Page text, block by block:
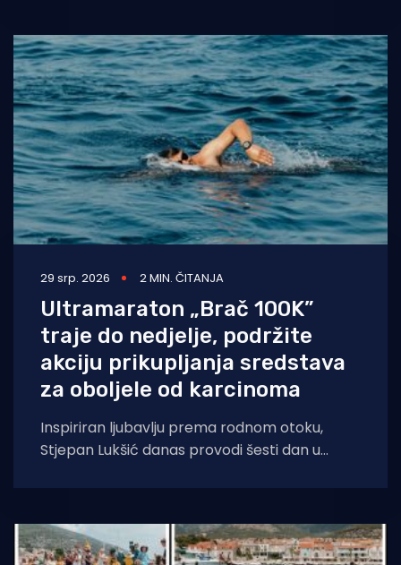
zajedništvo i humanitarni cilj.
29 srp. 2026 2 MIN. ČITANJA
Ultramaraton „Brač 100K”
traje do nedjelje, podržite
akciju prikupljanja sredstava
za oboljele od karcinoma
Inspiriran ljubavlju prema rodnom otoku,
Stjepan Lukšić danas provodi šesti dan u
prijeći